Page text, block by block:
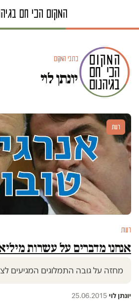
כתבי המקום
יונתן לוי
דעות
דעות
אנחנו מדברים על עשרות
מחזה על גובה התמלוגים המגיעים
יונתן לוי·
25.06.2015